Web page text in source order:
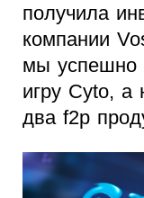
получила
компании
мы успешно
игру Cyto,
два f2p